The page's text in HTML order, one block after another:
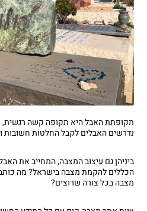
תקופתת האבל היא תקופה קשה רגשית,
נדרשים האבלים לקבל החלטות חשובות
ביניהן גם עיצוב המצבה, המחייב את
הכללים להקמת מצבה בישראל? מה
מצבה בכל צורה שרוצים?